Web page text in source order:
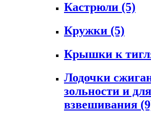
Кастрюли (5)
Кружки (5)
Крышки к
Лодочки
зольности и для
взвешивания